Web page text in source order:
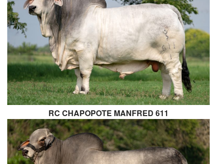
RC CHAPOPOTE MANFRED 611